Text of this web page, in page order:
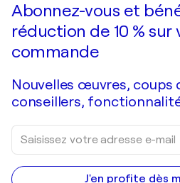
Abonnez-vous et
réduction de 10 %
commande
Nouvelles œuvres,
conseillers,
J'en profite dès